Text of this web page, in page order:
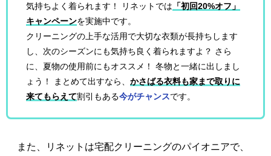
気持ちよく着られます！ リネットでは 「初回20%オフ」
キャンペーンを実施中です。
クリーニングの上手な活用で大切な衣類が長持ちします
し、次のシーズンにも気持ち良く着られますよ？ さら
に、夏物の使用前にもオススメ！ 冬物と一緒に出しまし
ょう！ まとめて出すなら、かさばる衣料も家まで取りに
来てもらえて割引もある今がチャンスです。
また、リネットは宅配クリーニングのパイオニアで、